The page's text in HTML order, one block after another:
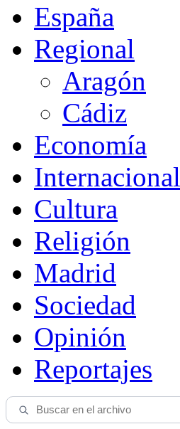
España
Regional
Aragón
Cádiz
Economía
Internacional
Cultura
Religión
Madrid
Sociedad
Opinión
Reportajes